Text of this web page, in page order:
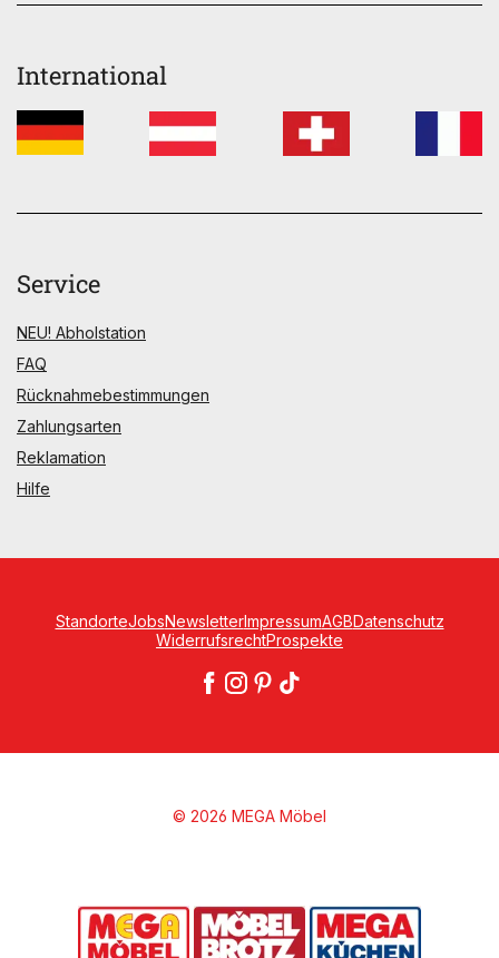
International
Service
NEU! Abholstation
FAQ
Rücknahmebestimmungen
Zahlungsarten
Reklamation
Hilfe
StandorteJobsNewsletterImpressumAGBDatenschutz
WiderrufsrechtProspekte
© 2026 MEGA Möbel